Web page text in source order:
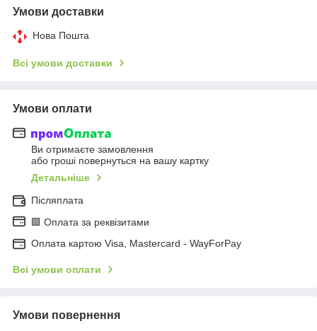
Умови доставки
Нова Пошта
Всі умови доставки
Умови оплати
Ви отримаєте замовлення
або гроші повернуться на вашу картку
Детальніше
Післяплата
🟩 Оплата за реквізитами
Оплата картою Visa, Mastercard - WayForPay
Всі умови оплати
Умови повернення